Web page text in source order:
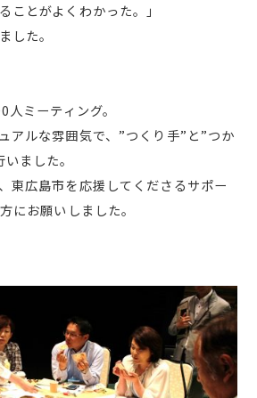
ことがよくわかった。」
した。
ミーティング。
アルな雰囲気で、”つくり手”と”つか
ました。
東広島市を応援してくださるサポー
にお願いしました。